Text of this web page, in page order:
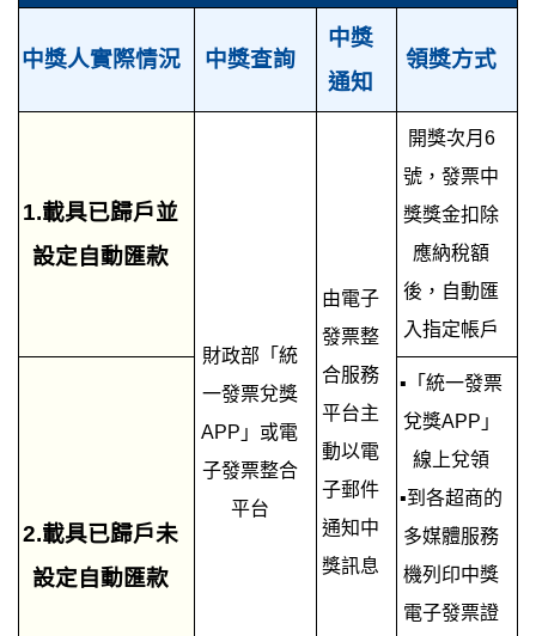
中獎人實際情況 中獎查詢
中獎
通知
領獎方式
1.載具已歸戶並
設定自動匯款
財政部「統
一發票兌獎
APP」或電
子發票整合
平台
由電子
發票整
合服務
平台主
動以電
子郵件
通知中
獎訊息
開獎次月6
號，發票中
獎獎金扣除
應納稅額
後，自動匯
入指定帳戶
2.載具已歸戶未
設定自動匯款
▪「統一發票
兌獎APP」
線上兌領
▪到各超商的
多媒體服務
機列印中獎
電子發票證